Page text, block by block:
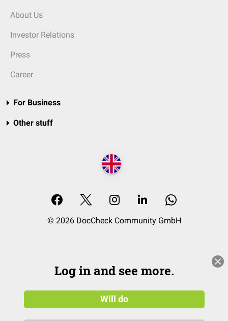
About Us
Investor Relations
Press
Career
For Business
Other stuff
© 2026 DocCheck Community GmbH
Log in and see more.
Will do